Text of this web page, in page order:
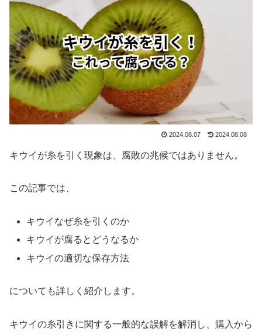
2024.08.07 2024.08.08
キウイが糸を引く現象は、腐敗の兆候ではありません。
この記事では、
キウイなぜ糸を引くのか
キウイが腐るとどうなるか
キウイの適切な保存方法
についても詳しく紹介します。
キウイの糸引きに関する一般的な誤解を解消し、購入から